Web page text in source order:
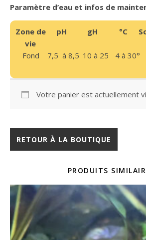
Paramètre d’eau et infos de
Zone de
vie
pH gH °C
Fond
7,5 à 8,5 10 à 25 4 à 30°
Votre panier est actuellement
RETOUR À LA BOUTIQUE
PRODUITS